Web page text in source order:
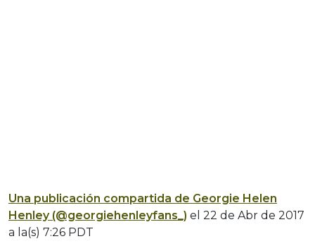
Una publicación compartida de Georgie Helen
Henley (@georgiehenleyfans_) el 22 de Abr de 2017
a la(s) 7:26 PDT